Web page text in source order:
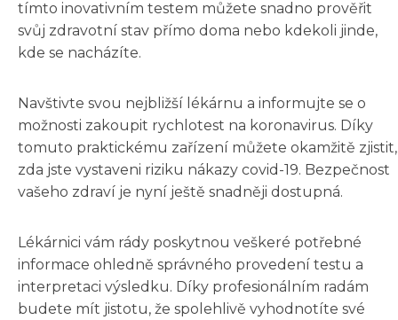
tímto inovativním testem můžete snadno prověřit
svůj zdravotní stav přímo doma nebo kdekoli jinde,
kde se nacházíte.
Navštivte svou nejbližší lékárnu a informujte se o
možnosti zakoupit rychlotest na koronavirus. Díky
tomuto praktickému zařízení můžete okamžitě zjistit,
zda jste vystaveni riziku nákazy covid-19. Bezpečnost
vašeho zdraví je nyní ještě snadněji dostupná.
Lékárnici vám rády poskytnou veškeré potřebné
informace ohledně správného provedení testu a
interpretaci výsledku. Díky profesionálním radám
budete mít jistotu, že spolehlivě vyhodnotíte své